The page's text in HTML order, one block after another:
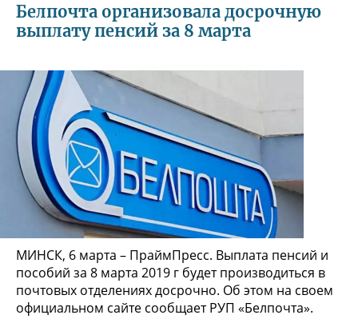
Белпочта организовала досрочную
выплату пенсий за 8 марта
МИНСК, 6 марта – ПраймПресс. Выплата пенсий и
пособий за 8 марта 2019 г будет производиться в
почтовых отделениях досрочно. Об этом на своем
официальном сайте сообщает РУП «Белпочта».